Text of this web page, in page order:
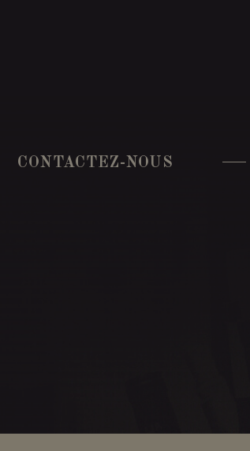
CONTACTEZ-NOUS